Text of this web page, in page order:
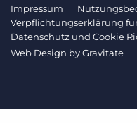
Impressum
Verpflichtungserklärung
Datenschutz und Cookie
Web Design byGravitate